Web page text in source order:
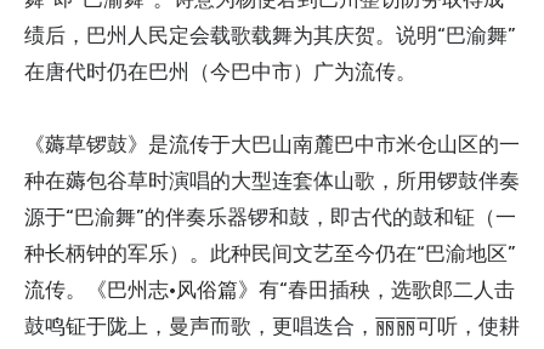
绩后，巴州人民定会载歌载舞为其庆贺。说明“巴渝舞”
在唐代时仍在巴州（今巴中市）广为流传。
《薅草锣鼓》是流传于大巴山南麓巴中市米仓山区的一
种在薅包谷草时演唱的大型连套体山歌，所用锣鼓伴奏
源于“巴渝舞”的伴奏乐器锣和鼓，即古代的鼓和钲（一
种长柄钟的军乐）。此种民间文艺至今仍在“巴渝地区”
流传。《巴州志·风俗篇》有“春田插秧，选歌郎二人击
鼓鸣钲于陇上，曼声而歌，更唱迭合，丽丽可听，使耕